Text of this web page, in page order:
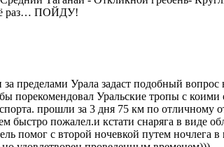
раз… ПОЙДУ!
пределами Урала задаст подобный
порекомендовал Уральские тропы с
прошли за 3 дня 75 км по отличному
пожалел.и кстати снаряга в виде
с второй ночевкой путем ночлега в